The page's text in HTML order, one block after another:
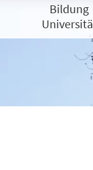
Bildung